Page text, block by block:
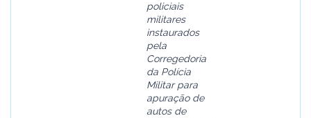
policiais
militares
instaurados
pela
Corregedoria
da Polícia
Militar para
apuração de
autos de